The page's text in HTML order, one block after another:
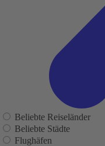
Beliebte Reiseländer
Beliebte Städte
Flughäfen